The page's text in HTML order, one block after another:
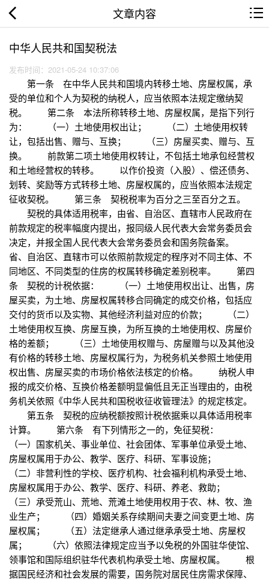
文章内容
中华人民共和国契税法
发布时间：2021-05-24 10:37:06
第一条 在中华人民共和国境内转移土地、房屋权属，承
受的单位和个人为契税的纳税人，应当依照本法规定缴纳契
税。 第二条 本法所称转移土地、房屋权属，是指下列行
为： （一）土地使用权出让； （二）土地使用权转
让，包括出售、赠与、互换； （三）房屋买卖、赠与、互
换。 前款第二项土地使用权转让，不包括土地承包经营权
和土地经营权的转移。 以作价投资（入股）、偿还债务、
划转、奖励等方式转移土地、房屋权属的，应当依照本法规定
征收契税。 第三条 契税税率为百分之三至百分之五。
契税的具体适用税率，由省、自治区、直辖市人民政府在
前款规定的税率幅度内提出，报同级人民代表大会常务委员会
决定，并报全国人民代表大会常务委员会和国务院备案。
省、自治区、直辖市可以依照前款规定的程序对不同主体、不
同地区、不同类型的住房的权属转移确定差别税率。 第四
条 契税的计税依据： （一）土地使用权出让、出售，房
屋买卖，为土地、房屋权属转移合同确定的成交价格，包括应
交付的货币以及实物、其他经济利益对应的价款； （二）
土地使用权互换、房屋互换，为所互换的土地使用权、房屋价
格的差额； （三）土地使用权赠与、房屋赠与以及其他没
有价格的转移土地、房屋权属行为，为税务机关参照土地使用
权出售、房屋买卖的市场价格依法核定的价格。 纳税人申
报的成交价格、互换价格差额明显偏低且无正当理由的，由税
务机关依照《中华人民共和国税收征收管理法》的规定核定。
第五条 契税的应纳税额按照计税依据乘以具体适用税率
计算。 第六条 有下列情形之一的，免征契税：
（一）国家机关、事业单位、社会团体、军事单位承受土地、
房屋权属用于办公、教学、医疗、科研、军事设施；
（二）非营利性的学校、医疗机构、社会福利机构承受土地、
房屋权属用于办公、教学、医疗、科研、养老、救助；
（三）承受荒山、荒地、荒滩土地使用权用于农、林、牧、渔
业生产； （四）婚姻关系存续期间夫妻之间变更土地、房
屋权属； （五）法定继承人通过继承承受土地、房屋权
属； （六）依照法律规定应当予以免税的外国驻华使馆、
领事馆和国际组织驻华代表机构承受土地、房屋权属。 根
据国民经济和社会发展的需要，国务院对居民住房需求保障、